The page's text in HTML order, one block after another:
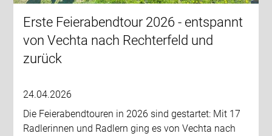
Erste Feierabendtour 2026 - entspannt
von Vechta nach Rechterfeld und
zurück
24.04.2026
Die Feierabendtouren in 2026 sind gestartet: Mit 17
Radlerinnen und Radlern ging es von Vechta nach